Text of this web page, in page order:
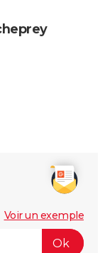
Voir un exemple